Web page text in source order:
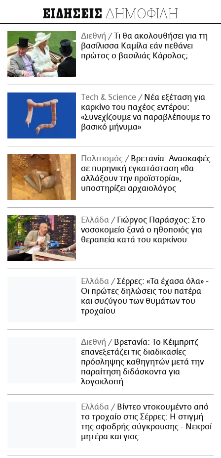
ΕΙΔΗΣΕΙΣ ΔΗΜΟΦΙΛΗ
Διεθνή
Τι θα ακολουθήσει για τη
βασίλισσα Καμίλα εάν πεθάνει
πρώτος ο βασιλιάς Κάρολος;
Τech & Science
Νέα εξέταση για
καρκίνο του παχέος εντέρου:
«Συνεχίζουμε να παραβλέπουμε το
βασικό μήνυμα»
Πολιτισμός
Βρετανία: Ανασκαφές
σε πυρηνική εγκατάσταση «θα
αλλάξουν την προϊστορία»,
υποστηρίζει αρχαιολόγος
Ελλάδα
Γιώργος Παράσχος: Στο
νοσοκομείο ξανά ο ηθοποιός για
θεραπεία κατά του καρκίνου
Ελλάδα
Σέρρες: «Τα έχασα όλα» -
Οι πρώτες δηλώσεις του πατέρα
και συζύγου των θυμάτων του
τροχαίου
Διεθνή
Βρετανία: Το Κέιμπριτζ
επανεξετάζει τις διαδικασίες
πρόσληψης καθηγητών μετά την
παραίτηση διδάσκοντα για
λογοκλοπή
Ελλάδα
Βίντεο ντοκουμέντο από
το τροχαίο στις Σέρρες: Η στιγμή
της σφοδρής σύγκρουσης - Νεκροί
μητέρα και γιος